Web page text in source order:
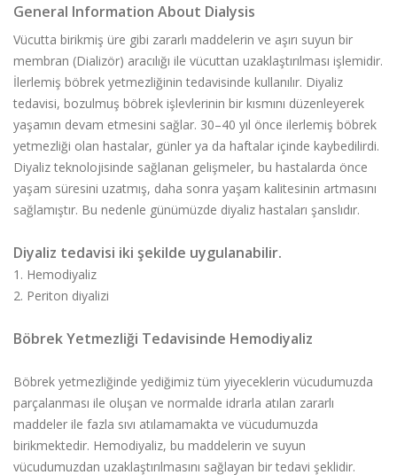
General Information About Dialysis
Vücutta birikmiş üre gibi zararlı maddelerin ve aşırı suyun bir
membran (Dializör) aracılığı ile vücuttan uzaklaştırılması işlemidir.
İlerlemiş böbrek yetmezliğinin tedavisinde kullanılır. Diyaliz
tedavisi, bozulmuş böbrek işlevlerinin bir kısmını düzenleyerek
yaşamın devam etmesini sağlar. 30–40 yıl önce ilerlemiş böbrek
yetmezliği olan hastalar, günler ya da haftalar içinde kaybedilirdi.
Diyaliz teknolojisinde sağlanan gelişmeler, bu hastalarda önce
yaşam süresini uzatmış, daha sonra yaşam kalitesinin artmasını
sağlamıştır. Bu nedenle günümüzde diyaliz hastaları şanslıdır.
Diyaliz tedavisi iki şekilde uygulanabilir.
1. Hemodiyaliz
2. Periton diyalizi
Böbrek Yetmezliği Tedavisinde Hemodiyaliz
Böbrek yetmezliğinde yediğimiz tüm yiyeceklerin vücudumuzda
parçalanması ile oluşan ve normalde idrarla atılan zararlı
maddeler ile fazla sıvı atılamamakta ve vücudumuzda
birikmektedir. Hemodiyaliz, bu maddelerin ve suyun
vücudumuzdan uzaklaştırılmasını sağlayan bir tedavi şeklidir.